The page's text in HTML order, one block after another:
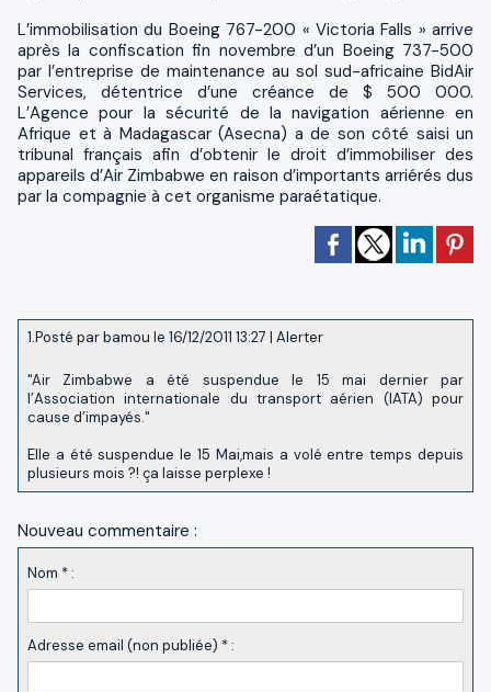
L’immobilisation du Boeing 767-200 « Victoria Falls » arrive
après la confiscation fin novembre d’un Boeing 737-500
par l’entreprise de maintenance au sol sud-africaine BidAir
Services, détentrice d’une créance de $ 500 000.
L’Agence pour la sécurité de la navigation aérienne en
Afrique et à Madagascar (Asecna) a de son côté saisi un
tribunal français afin d’obtenir le droit d’immobiliser des
appareils d’Air Zimbabwe en raison d’importants arriérés dus
par la compagnie à cet organisme paraétatique.
1.Posté parbamou le 16/12/2011 13:27 | Alerter
"Air Zimbabwe a été suspendue le 15 mai dernier par
l’Association internationale du transport aérien (IATA) pour
cause d’impayés."
Elle a été suspendue le 15 Mai,mais a volé entre temps depuis
plusieurs mois ?! ça laisse perplexe !
Nouveau commentaire :
Nom * :
Adresse email (non publiée) * :